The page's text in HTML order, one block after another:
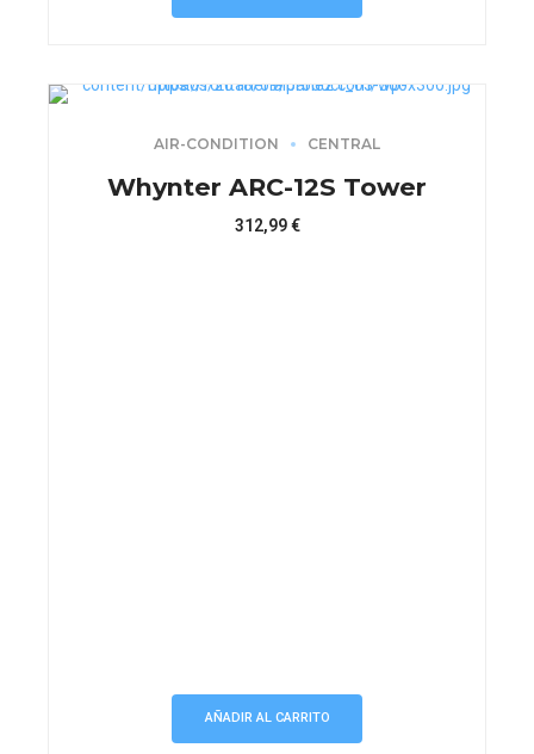
AIR-CONDITION CENTRAL
Whynter ARC-12S Tower
312,99€
AÑADIR AL CARRITO